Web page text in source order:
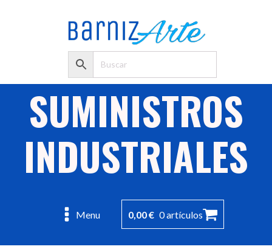
SUMINISTROS
INDUSTRIALES
Menu 0,00€ 0 artículos